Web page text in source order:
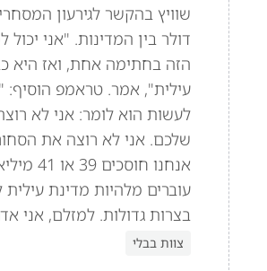
דולר בין המדינות. "אני יכול
הזה בחתימה אחת, ואז היא
עילית", אמר. טראמפ הוסיף:
לעשות הוא לומר: אני לא
שלכם. אני לא רוצה את
אנחנו
עוברים מלהיות מדינת
בצרות גדולות. למזלם, אני
צוות בבלי